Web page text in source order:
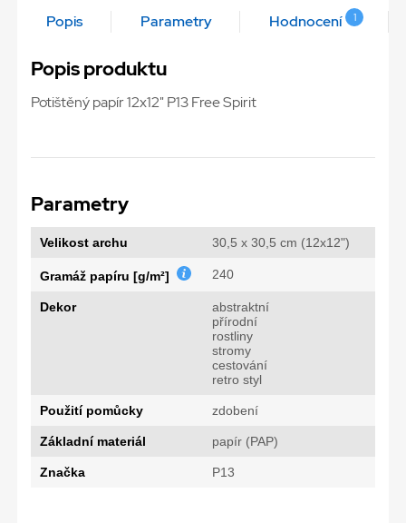
Popis Parametry Hodnocení 1
Popis produktu
Potištěný papír 12x12" P13 Free Spirit
Parametry
Velikost archu 30,5 x 30,5 cm (12x12")
Gramáž papíru [g/m²] 240
Dekor
abstraktní
přírodní
rostliny
stromy
cestování
retro styl
Použití pomůcky zdobení
Základní materiál papír (PAP)
Značka P13